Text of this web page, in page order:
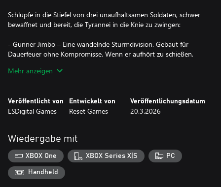
Schlüpfe in die Stiefel von drei unaufhaltsamen Soldaten, schwer
bewaffnet und bereit, die Tyrannei in die Knie zu zwingen:
- Gunner Jimbo – Eine wandelnde Sturmdivision. Gebaut für
Dauerfeuer ohne Kompromisse. Wenn er aufhört zu schießen,
- Suzi Uzi – Schnell, taktisch und gnadenlos. Sie verschwendet
seine Läufe drehen, wird das Schlachtfeld zur Erinnerung.
Kämpfe zu Fuß oder übernimm die Kontrolle über schwer
bewaffnete Fahrzeuge wie Panzer, Angriffsboote und Kampf-
Buggys. Entfessle ein komplettes Arsenal militärischer Waffen und
löse explosive Kettenreaktionen aus, die feindliche Festungen in
Schutt und Asche legen. Wenn es sich bewegt — eliminiere es.
Mehr anzeigen
Veröffentlicht von
ESDigital Games
Entwickelt von
Reset Games
Veröffentlichungsdatum
20.3.2026
Wiedergabe mit
XBOX One XBOX Series X|S PC
Handheld